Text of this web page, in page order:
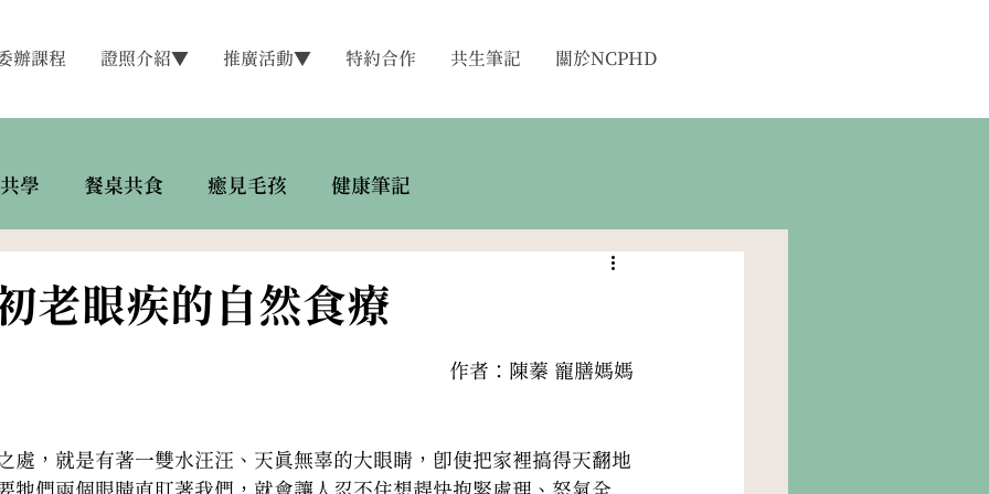
辦課程 證照介紹▼ 推廣活動▼ 特約合作 共生筆記 關於NCPHD
學 餐桌共食 癒見毛孩 健康筆記
老眼疾的自然食療
作者： 陳蓁 寵膳媽媽
處，就是有著一雙水汪汪、天真無辜的大眼睛，即使把家裡搞得天翻地
牠們兩個眼睛直盯著我們，就會讓人忍不住想趕快抱緊處理、怒氣全